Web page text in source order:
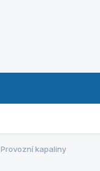
Provozní kapaliny